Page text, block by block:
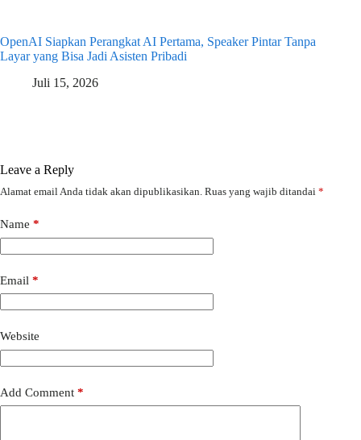
OpenAI Siapkan Perangkat AI Pertama, Speaker Pintar Tanpa
Layar yang Bisa Jadi Asisten Pribadi
Juli 15, 2026
Leave a Reply
Alamat email Anda tidak akan dipublikasikan. Ruas yang wajib ditandai *
Name *
Email *
Website
Add Comment *